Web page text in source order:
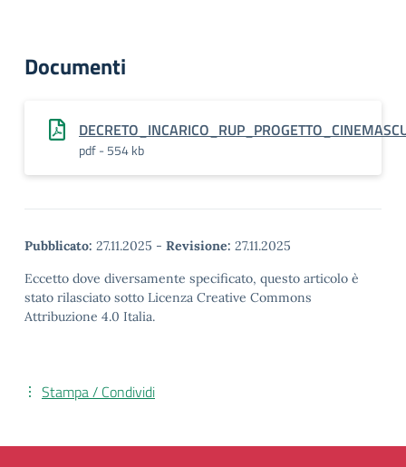
Documenti
pdf - 554 kb
Pubblicato: 27.11.2025 - Revisione: 27.11.2025
Eccetto dove diversamente specificato, questo articolo è
stato rilasciato sotto Licenza Creative Commons
Attribuzione 4.0 Italia.
Stampa / Condividi